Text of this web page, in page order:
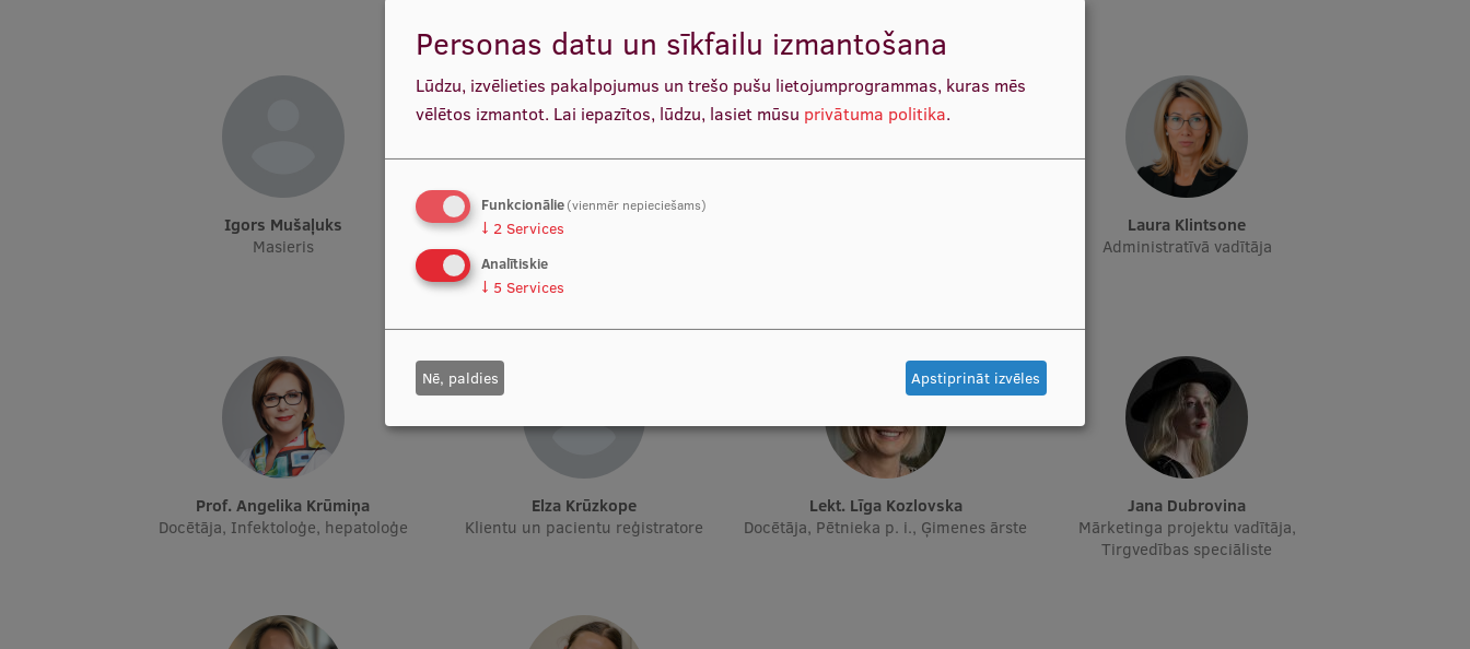
Igors Mušaļuks
Masieris
Helēna Kokina
Laura Klintsone
Administratīvā vadītāja
Prof. Angelika Krūmiņa
Docētāja, Infektoloģe, hepatoloģe
Elza Krūzkope
Klientu un pacientu reģistratore
Lekt. Līga Kozlovska
Docētāja, Pētnieka p. i., Ģimenes ārste
Jana Dubrovina
Mārketinga projektu vadītāja,
Tirgvedības speciāliste
Personas datu un sīkfailu izmantošana
Lūdzu, izvēlieties pakalpojumus un trešo pušu lietojumprogrammas, kuras mēs
vēlētos izmantot. Lai iepazītos, lūdzu, lasiet mūsu privātuma politika.
Funkcionālie(vienmēr nepieciešams)
↓ 2 Services
Analītiskie
↓ 5 Services
Nē, paldies Apstiprināt izvēles